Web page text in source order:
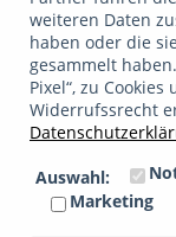
weiteren Daten
haben oder die
gesammelt
Pixel“, zu
Widerrufssrecht
Auswahl:
Marketing